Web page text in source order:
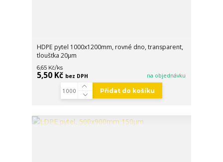
HDPE pytel 1000x1200mm, rovné dno, transparent,
tloušťka 20µm
6,65 Kč/ks
5,50 Kč bez DPH na objednávku
Přidat do košíku